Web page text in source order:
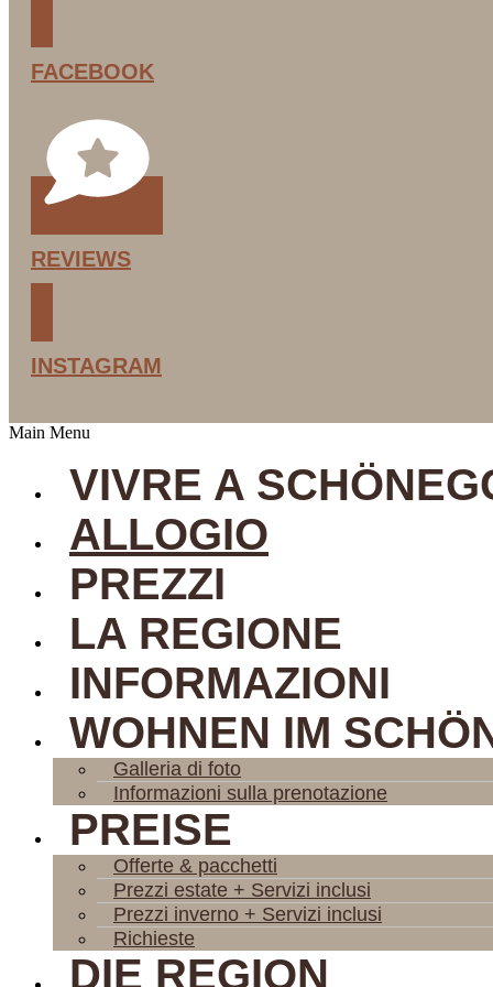
FACEBOOK
REVIEWS
INSTAGRAM
Main Menu
VIVRE A
ALLOGIO
PREZZI
LA REGIONE
INFORMAZIONI
WOHNEN IM
Galleria di foto
Informazioni sulla prenotazione
PREISE
Offerte & pacchetti
Prezzi estate + Servizi inclusi
Prezzi inverno + Servizi inclusi
Richieste
DIE REGION